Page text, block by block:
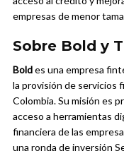
empresas de menor
Sobre Bold y
Boldes una empresa
la provisión de servicios
Colombia. Su misión es
acceso a herramientas
financiera de las
una ronda de inversión